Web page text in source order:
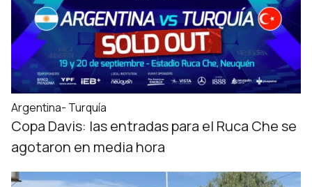
Argentina- Turquía
Copa Davis: las entradas para el Ruca Che se
agotaron en media hora